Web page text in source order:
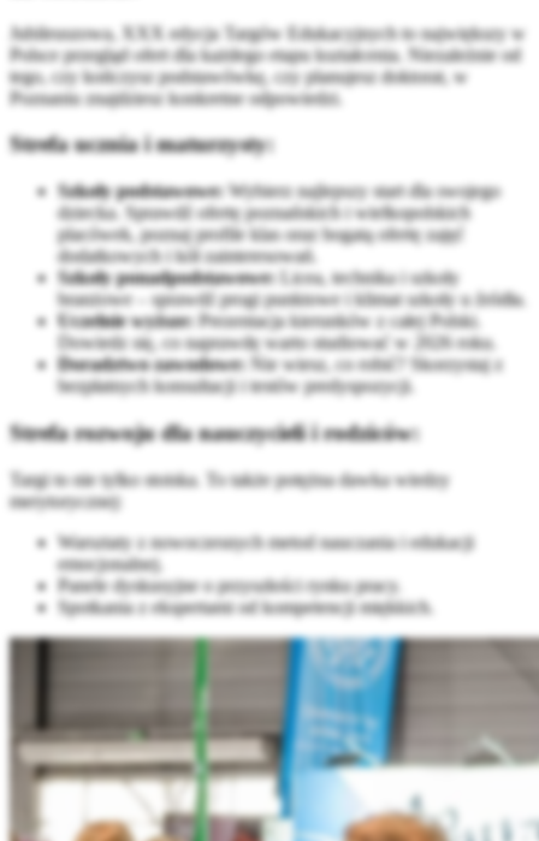
Jubileuszowa, XXX edycja Targów Edukacyjnych to największy w
Polsce przegląd ofert dla każdego etapu kształcenia. Niezależnie od
tego, czy kończysz podstawówkę, czy planujesz doktorat, w
Poznaniu znajdziesz konkretne odpowiedzi.
Strefa ucznia i maturzysty:
Szkoły podstawowe: Wybierz najlepszy start dla swojego
dziecka. Sprawdź ofertę poznańskich i wielkopolskich
placówek, poznaj profile klas oraz bogatą ofertę zajęć
dodatkowych i kół zainteresowań.
Szkoły ponadpodstawowe: Licea, technika i szkoły
branżowe – sprawdź progi punktowe i klimat szkoły u źródła.
Uczelnie wyższe:Prezentacja kierunków z całej Polski.
Dowiedz się, co naprawdę warto studiować w 2026 roku.
Doradztwo zawodowe: Nie wiesz, co robić? Skorzystaj z
bezpłatnych konsultacji i testów predyspozycji.
Strefa rozwoju dla nauczycieli i rodziców:
Targi to nie tylko stoiska. To także potężna dawka wiedzy
merytorycznej:
Warsztaty z nowoczesnych metod nauczania i edukacji
emocjonalnej.
Panele dyskusyjne o przyszłości rynku pracy.
Spotkania z ekspertami od kompetencji miękkich.